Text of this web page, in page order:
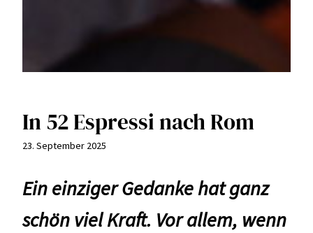
In 52 Espressi nach Rom
23. September 2025
Ein einziger Gedanke hat ganz
schön viel Kraft. Vor allem, wenn